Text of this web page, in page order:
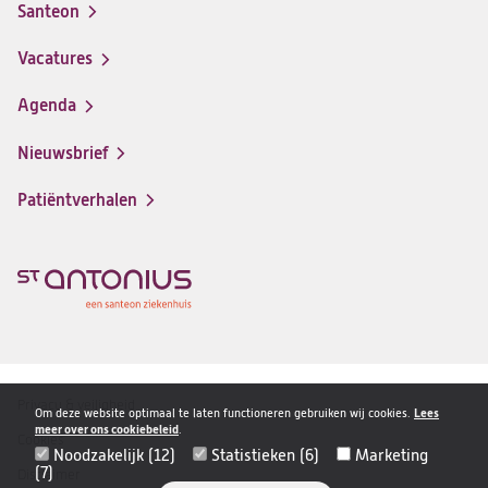
Om deze website optimaal te laten functioneren gebruiken wij cookies. Lees
meer over ons cookiebeleid.
Noodzakelijk (12) Statistieken (6)
Marketing
(7)
Santeon
(opent
in
nieuwe
Vacatures
(opent
in
nieuwe
Agenda
Nieuwsbrief
Patiëntverhalen
Disclaimer
navigatie
Privacy & veiligheid
Cookies
Disclaimer